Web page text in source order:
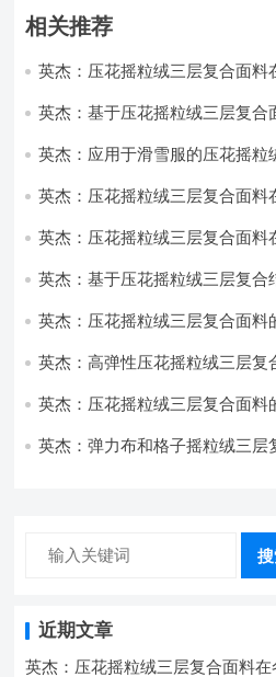
相关推荐
英杰：压花摇粒绒三层复合面料
英杰：基于压花摇粒绒三层复合
英杰：应用于滑雪服的压花摇粒
英杰：压花摇粒绒三层复合面料
英杰：压花摇粒绒三层复合面料
英杰：基于压花摇粒绒三层复合
英杰：压花摇粒绒三层复合面料
英杰：高弹性压花摇粒绒三层复
英杰：压花摇粒绒三层复合面料
英杰：弹力布和格子摇粒绒三层
近期文章
英杰：压花摇粒绒三层复合面料